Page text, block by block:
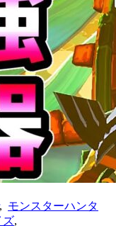
, モンスターハンタ
ズ